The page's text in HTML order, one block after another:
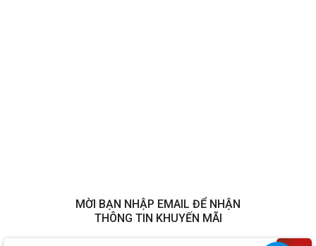
MỜI BẠN NHẬP EMAIL ĐỂ NHẬN
THÔNG TIN KHUYẾN MÃI